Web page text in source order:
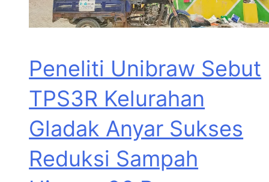
Peneliti Unibraw Sebut
TPS3R Kelurahan
Gladak Anyar Sukses
Reduksi Sampah